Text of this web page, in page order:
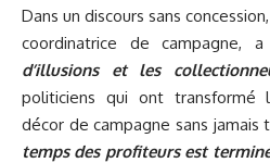
Dans un discours sans concession,
coordinatrice de campagne,
d’illusions et les
politiciens qui ont transformé
décor de campagne sans jamais
temps des profiteurs est